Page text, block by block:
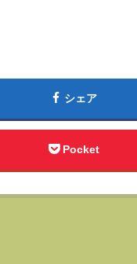
シェア
Pocket